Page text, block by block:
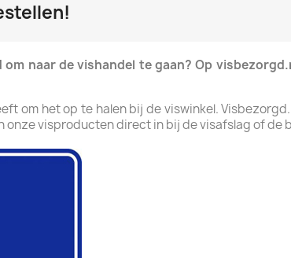
naar de vishandel te gaan? Op
om het op te halen bij de viswinkel.
onze visproducten direct in bij de visafslag of de